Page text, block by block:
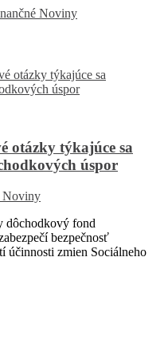
Noviny
otázky týkajúce sa
úspor
Noviny
dôchodkový fond
bezpečnosť
účinnosti zmien Sociálneho